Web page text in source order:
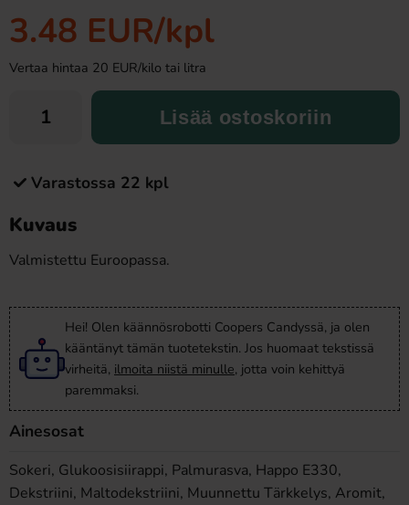
3.48 EUR/kpl
Vertaa hintaa 20 EUR/kilo tai litra
Lisää ostoskoriin
Varastossa 22 kpl
Kuvaus
Valmistettu Euroopassa.
Hei! Olen käännösrobotti Coopers Candyssä, ja olen
kääntänyt tämän tuotetekstin. Jos huomaat tekstissä
virheitä, ilmoita niistä minulle, jotta voin kehittyä
paremmaksi.
Ainesosat
Sokeri, Glukoosisiirappi, Palmurasva, Happo E330,
Dekstriini, Maltodekstriini, Muunnettu Tärkkelys, Aromit,